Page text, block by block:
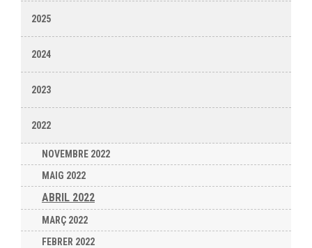
2025
2024
2023
2022
NOVEMBRE 2022
MAIG 2022
ABRIL 2022
MARÇ 2022
FEBRER 2022